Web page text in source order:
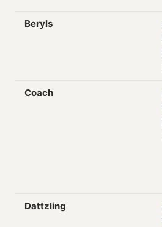
Beryls
Coach
Dattzling